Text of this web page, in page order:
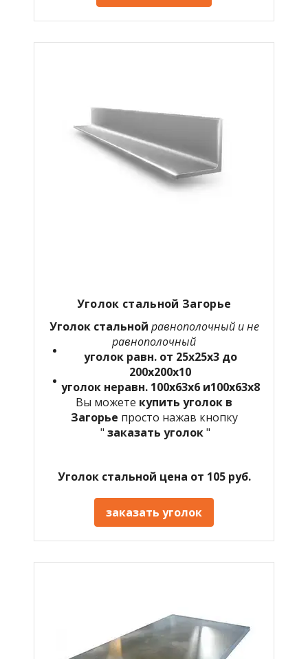
Уголок стальной Загорье
Уголок стальной равнополочный и не
равнополочный
уголок равн. от 25х25х3 до
200х200х10
уголок неравн. 100х63х6 и100х63х8
Вы можете купить уголок в
Загорье просто нажав кнопку
" заказать уголок"
Уголок стальной цена от 105 руб.
заказать уголок